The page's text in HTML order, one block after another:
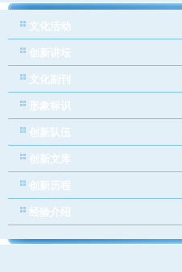
文化活动
创新讲坛
文化副刊
形象标识
创新队伍
创新文库
创新历程
经验介绍